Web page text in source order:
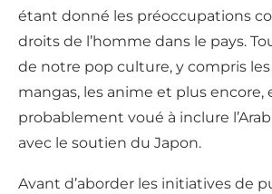
étant donné les préoccupations
droits de l’homme dans le pays.
de notre pop culture, y compris
mangas, les anime et plus encore,
probablement voué à inclure
avec le soutien du Japon.
Avant d’aborder les initiatives de